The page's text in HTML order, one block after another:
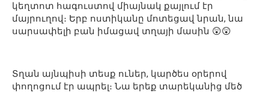
կեղտոտ հագուստով միայնակ քայլում էր
մայրուղով։ Երբ ոստիկանը մոտեցավ նրան, նա
սարսափելի բան իմացավ տղայի մասին 😲😲
Տղան այնպիսի տեսք ուներ, կարծես օրերով
փողոցում էր ապրել։ Նա երեք տարեկանից մեծ